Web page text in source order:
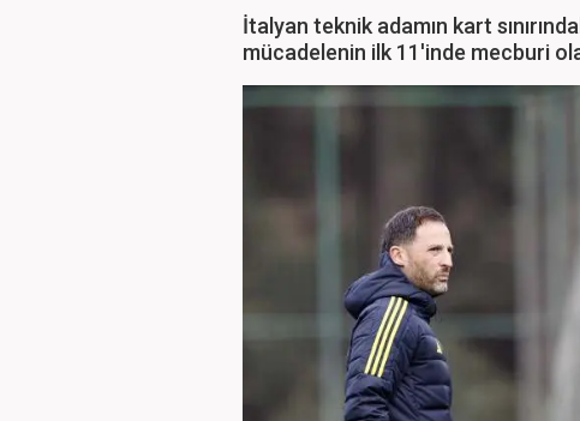
İtalyan teknik adamın kart
mücadelenin ilk 11'inde mecburi